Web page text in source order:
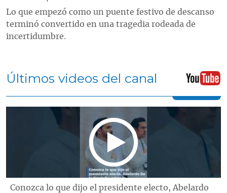
Lo que empezó como un puente festivo de descanso
terminó convertido en una tragedia rodeada de
incertidumbre.
Últimos videos del canal
Conozca lo que dijo el presidente electo, Abelardo